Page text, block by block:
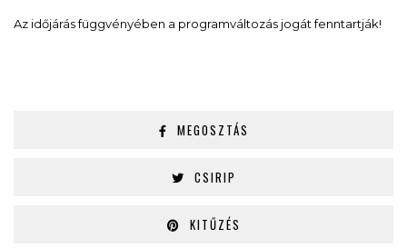
Az időjárás függvényében a programváltozás jogát fenntartják!
MEGOSZTÁS
CSIRIP
KITŰZÉS